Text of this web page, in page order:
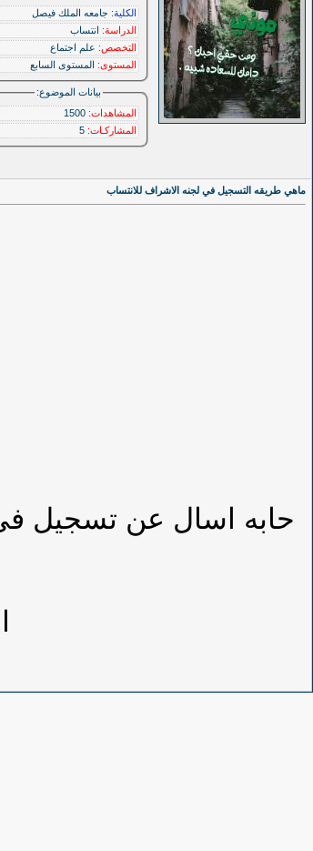
الكلية: جامعه الملك فيصل
الدراسة: انتساب
التخصص: علم اجتماع
المستوى: المستوى السابع
بيانات الموضوع:
المشاهدات: 1500
المشاركـات: 5
ماهي طريقه التسجيل في لجنه الاشراف للانتساب
حابه اسال عن تسجيل في